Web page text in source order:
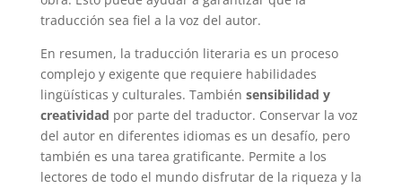
traducción sea fiel a la voz del autor.
En resumen, la traducción literaria es un proceso
complejo y exigente que requiere habilidades
lingüísticas y culturales. También sensibilidad y
creatividad por parte del traductor. Conservar la voz
del autor en diferentes idiomas es un desafío, pero
también es una tarea gratificante. Permite a los
lectores de todo el mundo disfrutar de la riqueza y la